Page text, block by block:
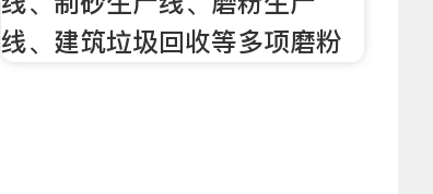
线、建筑垃圾回收等多项磨粉